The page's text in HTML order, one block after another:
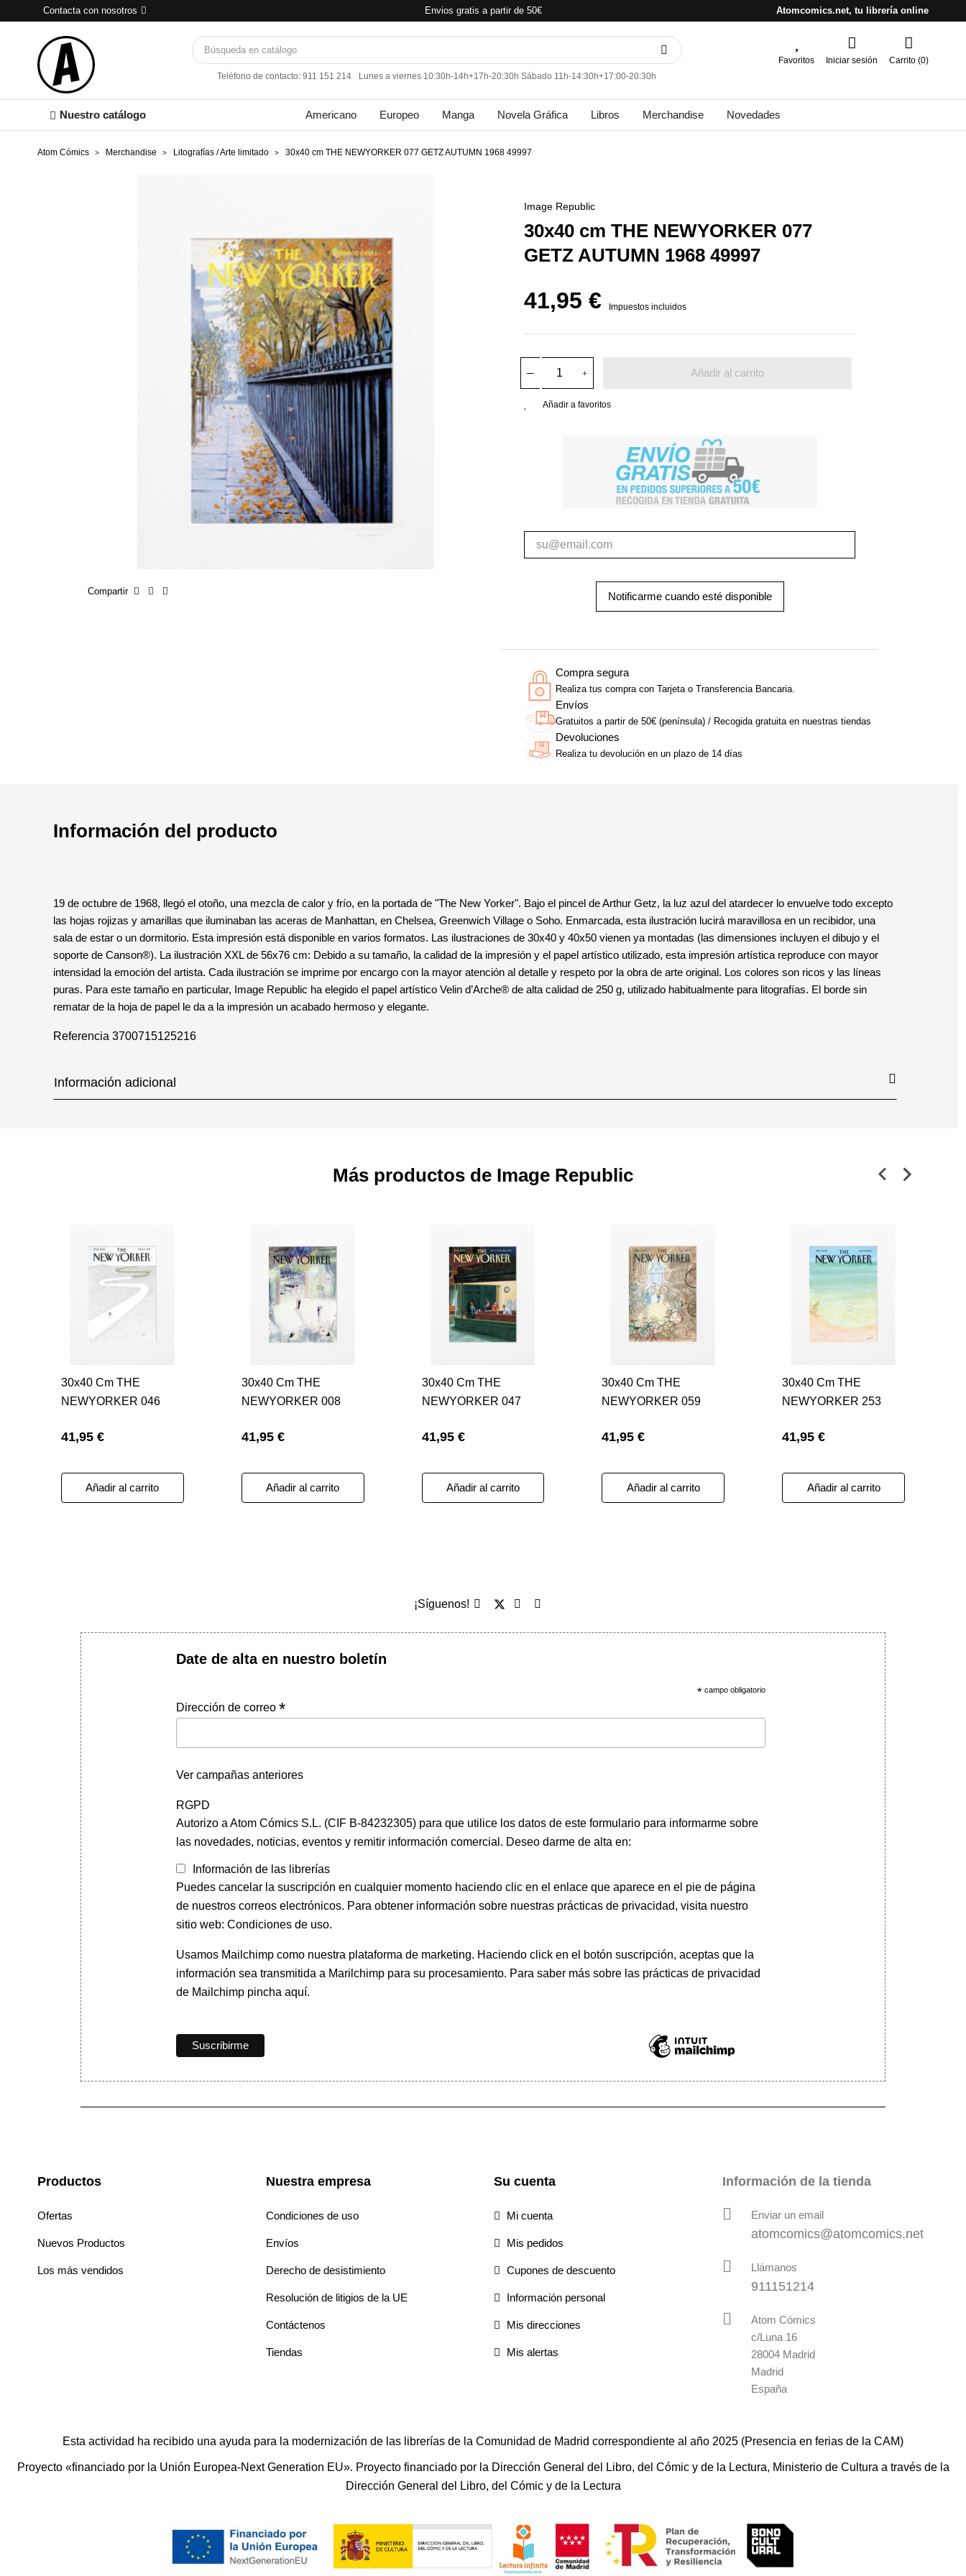
Contacta con nosotros Envios gratis a partir de 50€ Atomcomics.net, tu librería online
Teléfono de contacto: 911 151 214 Lunes a viernes 10:30h-14h+17h-20:30h Sábado 11h-14:30h+17:00-20:30h
Favoritos Iniciar sesión Carrito (0)
Nuestro catálogo Americano Europeo Manga Novela Gráfica Libros Merchandise Novedades
Atom Cómics Merchandise Litografías / Arte limitado 30x40 cm THE NEWYORKER 077 GETZ AUTUMN 1968 49997
Compartir
Image Republic
30x40 cm THE NEWYORKER 077
GETZ AUTUMN 1968 49997
41,95 € Impuestos incluidos
Añadir al carrito
Añadir a favoritos
Notificarme cuando esté disponible
Compra segura
Realiza tus compra con Tarjeta o Transferencia Bancaria.
Envíos
Gratuitos a partir de 50€ (península) / Recogida gratuita en nuestras tiendas
Devoluciones
Realiza tu devolución en un plazo de 14 días
Información del producto
19 de octubre de 1968, llegó el otoño, una mezcla de calor y frío, en la portada de "The New Yorker". Bajo el pincel de Arthur Getz, la luz azul del atardecer lo envuelve todo excepto
las hojas rojizas y amarillas que iluminaban las aceras de Manhattan, en Chelsea, Greenwich Village o Soho. Enmarcada, esta ilustración lucirá maravillosa en un recibidor, una
sala de estar o un dormitorio. Esta impresión está disponible en varios formatos. Las ilustraciones de 30x40 y 40x50 vienen ya montadas (las dimensiones incluyen el dibujo y el
soporte de Canson®). La ilustración XXL de 56x76 cm: Debido a su tamaño, la calidad de la impresión y el papel artístico utilizado, esta impresión artística reproduce con mayor
intensidad la emoción del artista. Cada ilustración se imprime por encargo con la mayor atención al detalle y respeto por la obra de arte original. Los colores son ricos y las líneas
puras. Para este tamaño en particular, Image Republic ha elegido el papel artístico Velin d’Arche® de alta calidad de 250 g, utilizado habitualmente para litografías. El borde sin
rematar de la hoja de papel le da a la impresión un acabado hermoso y elegante.
Referencia 3700715125216
Información adicional
Más productos de Image Republic
30x40 Cm THE
NEWYORKER 046
50993
41,95 €
Añadir al carrito
30x40 Cm THE
NEWYORKER 008
41,95 €
Añadir al carrito
30x40 Cm THE
NEWYORKER 047
41,95 €
Añadir al carrito
30x40 Cm THE
NEWYORKER 059
VELOS 198350537
41,95 €
Añadir al carrito
30x40 Cm THE
NEWYORKER 253
ATTEMPTINGTHE
41,95 €
Añadir al carrito
¡Síguenos!
Date de alta en nuestro boletín
* campo obligatorio
Dirección de correo *
Ver campañas anteriores
RGPD
Autorizo a Atom Cómics S.L. (CIF B-84232305) para que utilice los datos de este formulario para informarme sobre
las novedades, noticias, eventos y remitir información comercial. Deseo darme de alta en:
Información de las librerías
Puedes cancelar la suscripción en cualquier momento haciendo clic en el enlace que aparece en el pie de página
de nuestros correos electrónicos. Para obtener información sobre nuestras prácticas de privacidad, visita nuestro
sitio web: Condiciones de uso.
Usamos Mailchimp como nuestra plataforma de marketing. Haciendo click en el botón suscripción, aceptas que la
información sea transmitida a Marilchimp para su procesamiento. Para saber mássobre las prácticas de privacidad
de Mailchimp pincha aquí.
Productos
Ofertas
Nuevos Productos
Los más vendidos
Nuestra empresa
Condiciones de uso
Envíos
Derecho de desistimiento
Resolución de litigios de la UE
Contáctenos
Tiendas
Su cuenta
Mi cuenta
Mis pedidos
Cupones de descuento
Información personal
Mis direcciones
Mis alertas
Información de la tienda
Enviar un email
atomcomics@atomcomics.net
Llámanos
911151214
Atom Cómics
c/Luna 16
28004 Madrid
Madrid
España
Esta actividad ha recibido una ayuda para la modernización de las librerías de la Comunidad de Madrid correspondiente al año 2025 (Presencia en ferias de la CAM)
Proyecto «financiado por la Unión Europea-Next Generation EU». Proyecto financiado por la Dirección General del Libro, del Cómic y de la Lectura, Ministerio de Cultura a través de la
Dirección General del Libro, del Cómic y de la Lectura